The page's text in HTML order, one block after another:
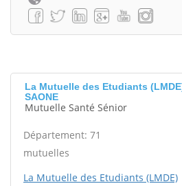
La Mutuelle des Etudiants
SAONE
Mutuelle Santé Sénior
Département: 71
mutuelles
La Mutuelle des Etudiants (LMDE)